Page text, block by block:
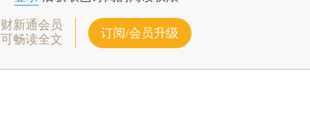
财新通会员
可畅读全文
订阅/会员升级